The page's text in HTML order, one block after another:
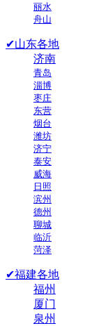
丽水
舟山
✔山东各地
济南
青岛
淄博
枣庄
东营
烟台
潍坊
济宁
泰安
威海
日照
滨州
德州
聊城
临沂
菏泽
✔福建各地
福州
厦门
泉州